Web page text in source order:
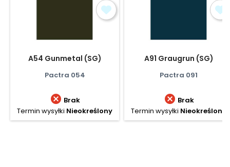
A54 Gunmetal (SG)
Pactra 054
 Brak
Termin wysyłki Nieokreślony
A91 Graugrun (SG)
Pactra 091
 Brak
Termin wysyłki Nieokreślony